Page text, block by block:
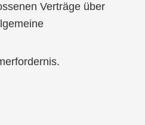
Verträge über